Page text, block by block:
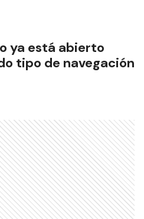
ya está abierto
tipo de navegación